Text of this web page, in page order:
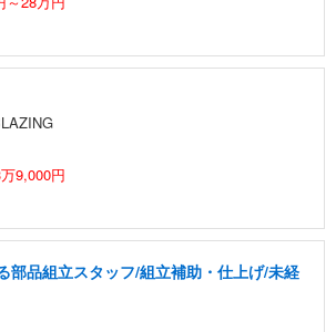
9,000円
部品組立スタッフ/組立補助・仕上げ/未経